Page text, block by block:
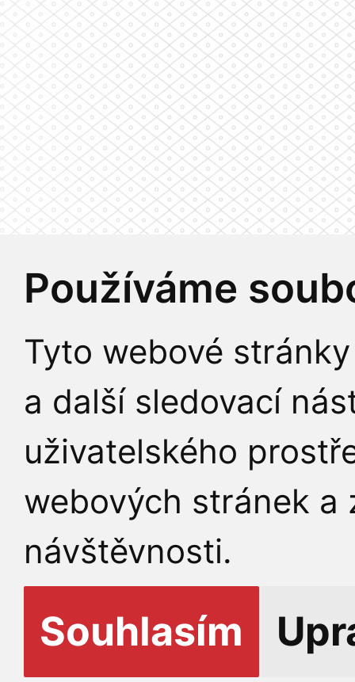
Používáme
Tyto webové
a další sledovací
uživatelského
webových stránek a
návštěvnosti.
Souhlasím